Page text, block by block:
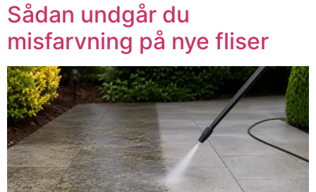
Sådan undgår du
misfarvning på nye fliser